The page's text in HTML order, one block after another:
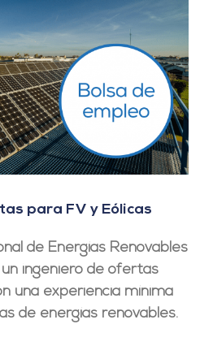
para FV y Eólicas
de Energías Renovables
ingeniero de ofertas
una experiencia mínima
de energías renovables.